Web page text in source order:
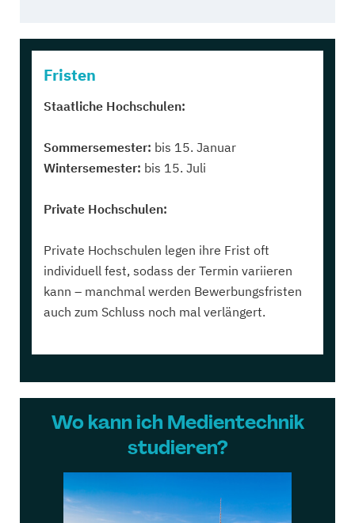
Fristen
Staatliche Hochschulen:
Sommersemester: bis 15. Januar
Wintersemester: bis 15. Juli
Private Hochschulen:
Private Hochschulen legen ihre Frist oft
individuell fest, sodass der Termin variieren
kann – manchmal werden Bewerbungsfristen
auch zum Schluss noch mal verlängert.
Wo kann ich Medientechnik
studieren?